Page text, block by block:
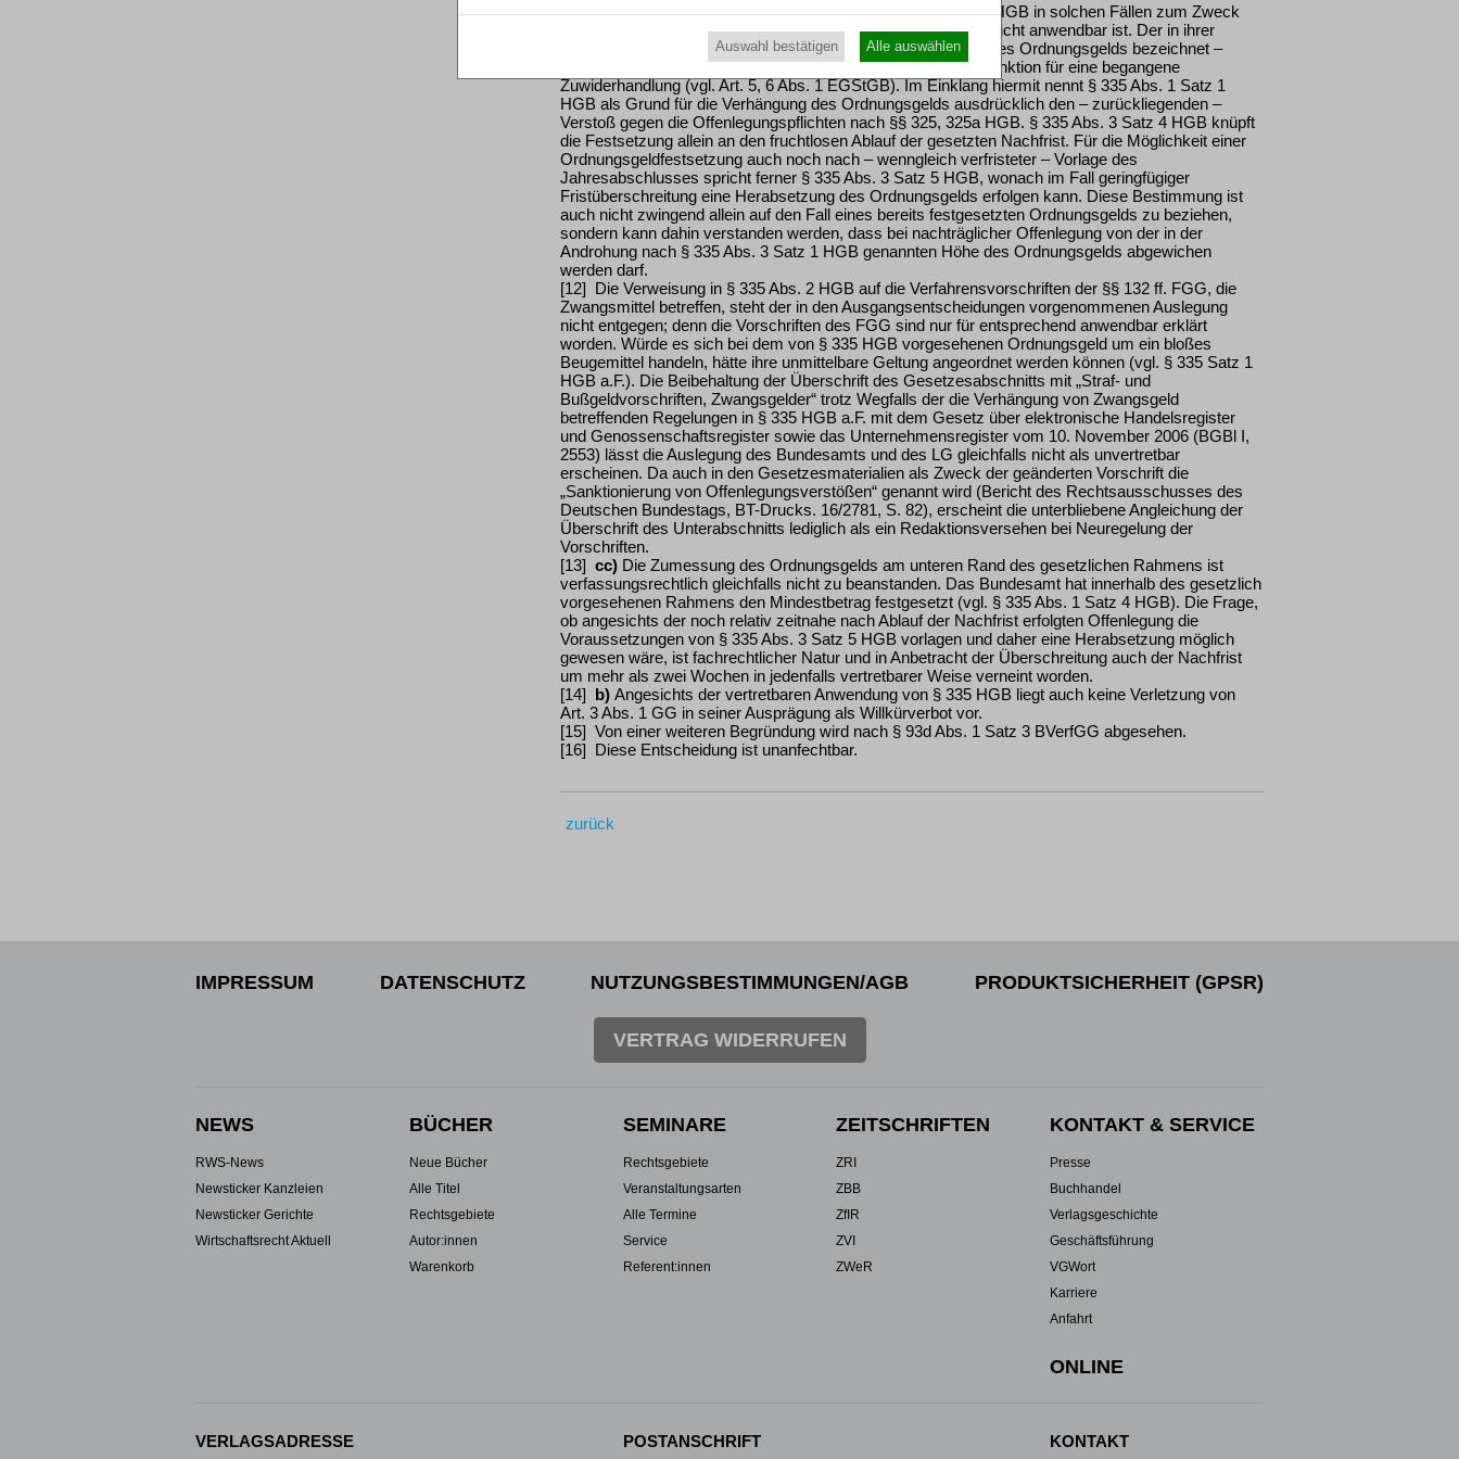
[11] Der Wortlaut der Vorschrift legt bereits nahe, dass § 335 HGB in solchen Fällen zum Zweck
einer Sanktionierung des Verstoßes gegen die Offenlegungspflicht anwendbar ist. Der in ihrer
amtlichen Überschrift und dem Normtext verwendete Begriff des Ordnungsgelds bezeichnet –
anders als der des Zwangsgelds – eine nichtstrafrechtliche Sanktion für eine begangene
Zuwiderhandlung (vgl. Art. 5, 6 Abs. 1 EGStGB). Im Einklang hiermit nennt § 335 Abs. 1 Satz 1
HGB als Grund für die Verhängung des Ordnungsgelds ausdrücklich den – zurückliegenden –
Verstoß gegen die Offenlegungspflichten nach §§ 325, 325a HGB. § 335 Abs. 3 Satz 4 HGB knüpft
die Festsetzung allein an den fruchtlosen Ablauf der gesetzten Nachfrist. Für die Möglichkeit einer
Ordnungsgeldfestsetzung auch noch nach – wenngleich verfristeter – Vorlage des
Jahresabschlusses spricht ferner § 335 Abs. 3 Satz 5 HGB, wonach im Fall geringfügiger
Fristüberschreitung eine Herabsetzung des Ordnungsgelds erfolgen kann. Diese Bestimmung ist
auch nicht zwingend allein auf den Fall eines bereits festgesetzten Ordnungsgelds zu beziehen,
sondern kann dahin verstanden werden, dass bei nachträglicher Offenlegung von der in der
Androhung nach § 335 Abs. 3 Satz 1 HGB genannten Höhe des Ordnungsgelds abgewichen
werden darf.
[12] Die Verweisung in § 335 Abs. 2 HGB auf die Verfahrensvorschriften der §§ 132 ff. FGG, die
Zwangsmittel betreffen, steht der in den Ausgangsentscheidungen vorgenommenen Auslegung
nicht entgegen; denn die Vorschriften des FGG sind nur für entsprechend anwendbar erklärt
worden. Würde es sich bei dem von § 335 HGB vorgesehenen Ordnungsgeld um ein bloßes
Beugemittel handeln, hätte ihre unmittelbare Geltung angeordnet werden können (vgl. § 335 Satz 1
HGB a.F.). Die Beibehaltung der Überschrift des Gesetzesabschnitts mit „Straf- und
Bußgeldvorschriften, Zwangsgelder“ trotz Wegfalls der die Verhängung von Zwangsgeld
betreffenden Regelungen in § 335 HGB a.F. mit dem Gesetz über elektronische Handelsregister
und Genossenschaftsregister sowie das Unternehmensregister vom 10. November 2006 (BGBl I,
2553) lässt die Auslegung des Bundesamts und des LG gleichfalls nicht als unvertretbar
erscheinen. Da auch in den Gesetzesmaterialien als Zweck der geänderten Vorschrift die
„Sanktionierung von Offenlegungsverstößen“ genannt wird (Bericht des Rechtsausschusses des
Deutschen Bundestags, BT-Drucks. 16/2781, S. 82), erscheint die unterbliebene Angleichung der
Überschrift des Unterabschnitts lediglich als ein Redaktionsversehen bei Neuregelung der
Vorschriften.
[13] cc) Die Zumessung des Ordnungsgelds am unteren Rand des gesetzlichen Rahmens ist
verfassungsrechtlich gleichfalls nicht zu beanstanden. Das Bundesamt hat innerhalb des gesetzlich
vorgesehenen Rahmens den Mindestbetrag festgesetzt (vgl. § 335 Abs. 1 Satz 4 HGB). Die Frage,
ob angesichts der noch relativ zeitnahe nach Ablauf der Nachfrist erfolgten Offenlegung die
Voraussetzungen von § 335 Abs. 3 Satz 5 HGB vorlagen und daher eine Herabsetzung möglich
gewesen wäre, ist fachrechtlicher Natur und in Anbetracht der Überschreitung auch der Nachfrist
um mehr als zwei Wochen in jedenfalls vertretbarer Weise verneint worden.
[14] b) Angesichts der vertretbaren Anwendung von § 335 HGB liegt auch keine Verletzung von
Art. 3 Abs. 1 GG in seiner Ausprägung als Willkürverbot vor.
[15] Von einer weiteren Begründung wird nach § 93d Abs. 1 Satz 3 BVerfGG abgesehen.
[16] Diese Entscheidung ist unanfechtbar.
zurück
IMPRESSUM DATENSCHUTZ NUTZUNGSBESTIMMUNGEN/AGB PRODUKTSICHERHEIT (GPSR)
VERTRAG WIDERRUFEN
NEWS
RWS-News
Newsticker Kanzleien
Newsticker Gerichte
Wirtschaftsrecht Aktuell
BÜCHER
Neue Bücher
Alle Titel
Rechtsgebiete
Autor:innen
Warenkorb
SEMINARE
Rechtsgebiete
Veranstaltungsarten
Alle Termine
Service
Referent:innen
ZEITSCHRIFTEN
ZRI
ZBB
ZfIR
ZVI
ZWeR
KONTAKT & SERVICE
Presse
Buchhandel
Verlagsgeschichte
Geschäftsführung
VGWort
Karriere
Anfahrt
ONLINE
VERLAGSADRESSE POSTANSCHRIFT KONTAKT
Auswahl bestätigen Alle auswählen